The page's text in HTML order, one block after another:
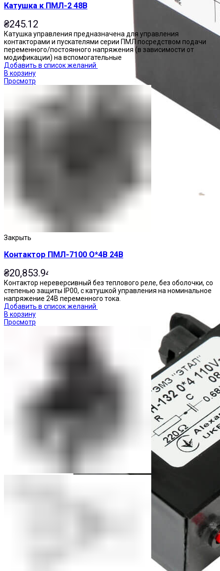
Катушка к ПМЛ-2 48В
₴245.12
Катушка управления предназначена для управления
контакторами и пускателями серии ПМЛ посредством подачи
переменного/постоянного напряжения (в зависимости от
модификации) на вспомогательные
Добавить в список желаний
В корзину
Просмотр
Закрыть
Контактор ПМЛ-7100 О*4В 24В
₴20,853.94
Контактор нереверсивный без теплового реле, без оболочки, со
степенью защиты IP00, с катушкой управления на номинальное
напряжение 24В переменного тока.
Добавить в список желаний
В корзину
Просмотр